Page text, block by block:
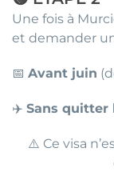
Une fois à
et demander
📅 Avant juin
✈️ Sans quitter
⚠️ Ce visa